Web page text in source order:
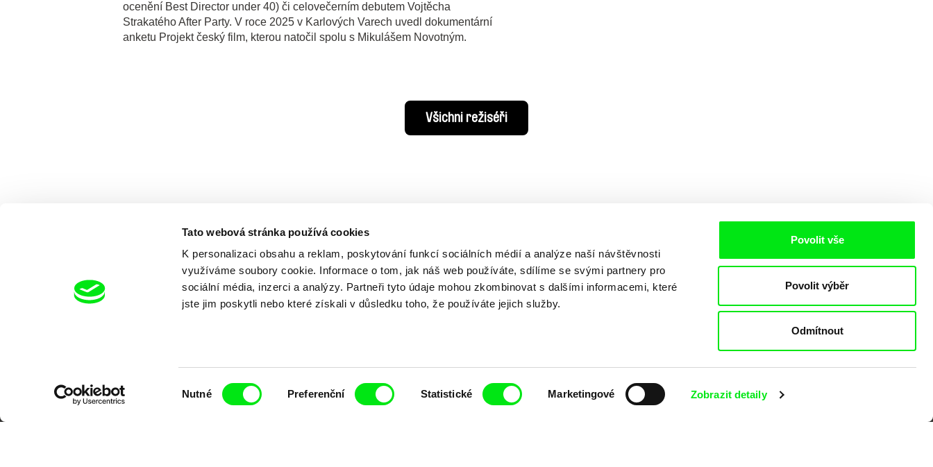
Tato webová stránka používá cookies
K personalizaci obsahu a reklam, poskytování funkcí sociálních médií a analýze naší návštěvnosti
využíváme soubory cookie. Informace o tom, jak náš web používáte, sdílíme se svými partnery pro
sociální média, inzerci a analýzy. Partneři tyto údaje mohou zkombinovat s dalšími informacemi, které
jste jim poskytli nebo které získali v důsledku toho, že používáte jejich služby.
Nutné Preferenční Statistické Marketingové Zobrazit detaily
Povolit vše
Povolit výběr
Odmítnout
ocenění Best Director under 40) či celovečerním debutem Vojtěcha
Strakatého After Party. V roce 2025 v Karlových Varech uvedl dokumentární
anketu Projekt český film, kterou natočil spolu s Mikulášem Novotným.
Všichni režiséři
Vaše online
dokumentární kino
Nové festivalové filmy